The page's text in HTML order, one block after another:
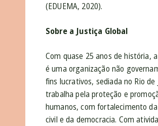
(EDUEMA, 2020).
Sobre a Justiça Global
Com quase 25 anos de história,
é uma organização não
fins lucrativos, sediada no Rio de
trabalha pela proteção e
humanos, com fortalecimento
civil e da democracia. Com